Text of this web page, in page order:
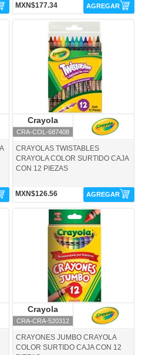
MXN$177.34 AGREGAR
CRA-COL-687408-Crayola
Crayola
CRA-COL-687408
CRAYOLAS TWISTABLES
CRAYOLA COLOR SURTIDO CAJA
CON 12 PIEZAS
MXN$126.56 AGREGAR
CRA-CRA-520312-Crayola
Crayola
CRA-CRA-520312
CRAYONES JUMBO CRAYOLA
COLOR SURTIDO CAJA CON 12